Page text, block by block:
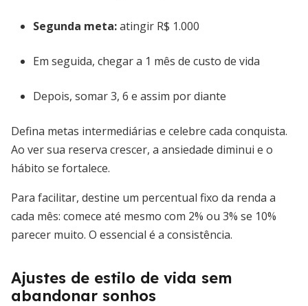
Segunda meta:atingir R$ 1.000
Em seguida, chegar a 1 mês de custo de vida
Depois, somar 3, 6 e assim por diante
Defina metas intermediárias e celebre cada conquista.
Ao ver sua reserva crescer, a ansiedade diminui e o
hábito se fortalece.
Para facilitar, destine um percentual fixo da renda a
cada mês: comece até mesmo com 2% ou 3% se 10%
parecer muito. O essencial é a consistência.
Ajustes de estilo de vida sem
abandonar sonhos